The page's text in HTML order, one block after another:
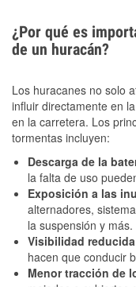
¿Por qué es
de un huracán?
Los huracanes no solo
influir directamente en
en la carretera. Los
tormentas incluyen:
Descarga de la
la falta de uso
Exposición a las
alternadores,
la suspensión y más.
Visibilidad reducida
hacen que conducir
Menor tracción de